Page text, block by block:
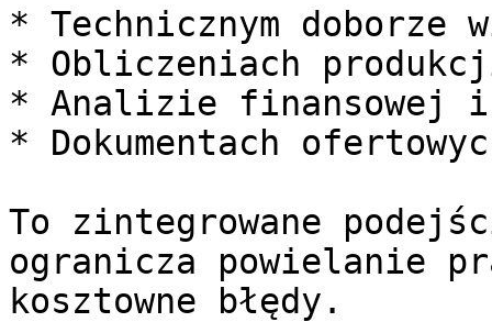
* Technicznym doborze
* Obliczeniach
* Analizie finansowej i
* Dokumentach
To zintegrowane
ogranicza powielanie
kosztowne błędy.